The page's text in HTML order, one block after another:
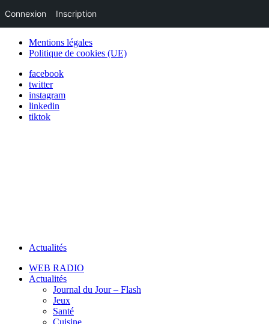
Mentions légales
Politique de cookies (UE)
facebook
twitter
instagram
linkedin
tiktok
Actualités
WEB RADIO
Actualités
Journal du Jour – Flash
Jeux
Santé
Cuisine
Connexion Inscription